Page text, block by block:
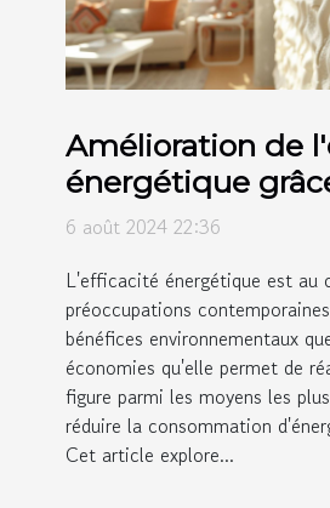
Amélioration de
énergétique
l'isolation par
6 août 2024 22:36
L'efficacité énergétique est au
préoccupations
bénéfices environnementaux
économies qu'elle permet de
figure parmi les moyens les
réduire la consommation
Cet article explore...